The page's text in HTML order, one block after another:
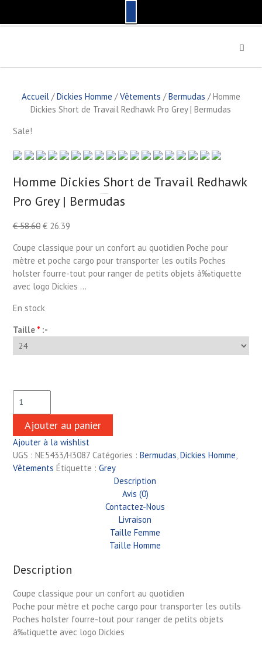
p
Accueil/Dickies Homme /Vêtements /Bermudas / Homme
Dickies Short de Travail Redhawk Pro Grey | Bermudas
Sale!
Homme Dickies Short de Travail Redhawk
Pro Grey | Bermudas
€58.60 €26.39
Coupe classique pour un confort au quotidien Poche pour
mètre et poche cargo pour transporter les outils Poches
holster fourre-tout pour ranger de petits objets à‰tiquette
avec logo Dickies …
En stock
Taille *:-
Ajouter au panier
Ajouter à la wishlist
UGS : NE5433/H3087 Catégories : Bermudas,Dickies Homme,
Vêtements Étiquette : Grey
Description
Avis (0)
Contactez-Nous
Livraison
Taille Femme
Taille Homme
Description
Coupe classique pour un confort au quotidien
Poche pour mètre et poche cargo pour transporter les outils
Poches holster fourre-tout pour ranger de petits objets
à‰tiquette avec logo Dickies